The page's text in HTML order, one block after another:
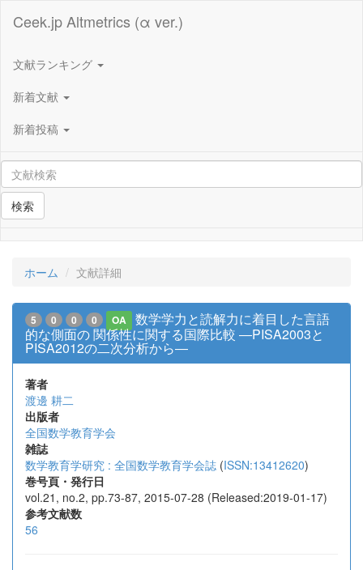
Ceek.jp Altmetrics (α ver.)
文献ランキング
新着文献
新着投稿
検索
ホーム 文献詳細
5 0 0 0 OA
数学学力と読解力に着目した言語
的な側面の 関係性に関する国際比較 ―PISA2003と
PISA2012の二次分析から―
著者
渡邊 耕二
出版者
全国数学教育学会
雑誌
数学教育学研究 : 全国数学教育学会誌 (ISSN:13412620)
巻号頁・発行日
vol.21, no.2, pp.73-87, 2015-07-28 (Released:2019-01-17)
参考文献数
56